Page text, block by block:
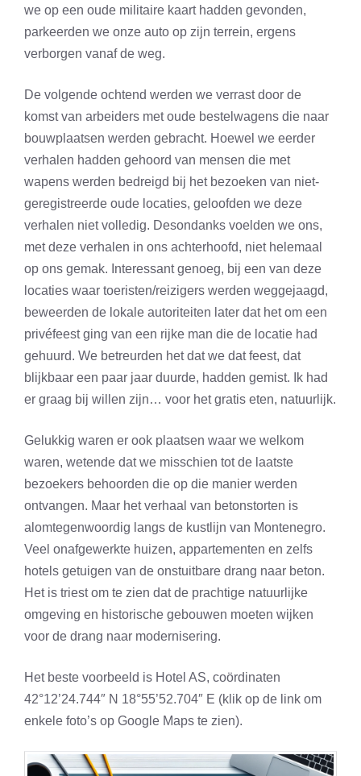
we op een oude militaire kaart hadden gevonden,
parkeerden we onze auto op zijn terrein, ergens
verborgen vanaf de weg.
De volgende ochtend werden we verrast door de
komst van arbeiders met oude bestelwagens die naar
bouwplaatsen werden gebracht. Hoewel we eerder
verhalen hadden gehoord van mensen die met
wapens werden bedreigd bij het bezoeken van niet-
geregistreerde oude locaties, geloofden we deze
verhalen niet volledig. Desondanks voelden we ons,
met deze verhalen in ons achterhoofd, niet helemaal
op ons gemak. Interessant genoeg, bij een van deze
locaties waar toeristen/reizigers werden weggejaagd,
beweerden de lokale autoriteiten later dat het om een
privéfeest ging van een rijke man die de locatie had
gehuurd. We betreurden het dat we dat feest, dat
blijkbaar een paar jaar duurde, hadden gemist. Ik had
er graag bij willen zijn… voor het gratis eten, natuurlijk.
Gelukkig waren er ook plaatsen waar we welkom
waren, wetende dat we misschien tot de laatste
bezoekers behoorden die op die manier werden
ontvangen. Maar het verhaal van betonstorten is
alomtegenwoordig langs de kustlijn van Montenegro.
Veel onafgewerkte huizen, appartementen en zelfs
hotels getuigen van de onstuitbare drang naar beton.
Het is triest om te zien dat de prachtige natuurlijke
omgeving en historische gebouwen moeten wijken
voor de drang naar modernisering.
Het beste voorbeeld is Hotel AS, coördinaten
42°12’24.744″ N 18°55’52.704″ E (klik op de link om
enkele foto’s op Google Maps te zien).